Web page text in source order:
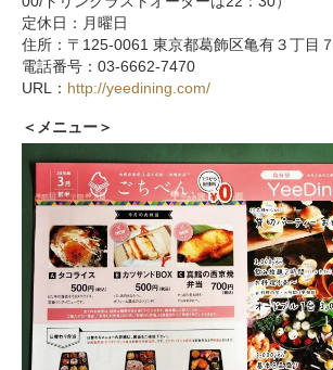
定休日：月曜日
住所：〒 125-0061 東京都葛飾区亀有３丁目７
電話番号： 03-6662-7470
URL
： http://yeedining.com/
＜メニュー＞